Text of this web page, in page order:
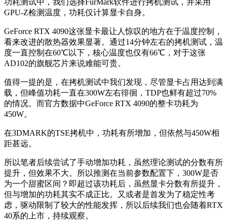
功耗测试中，我们选择FurMark软件进行拷机测试，并采用
GPU-Z检测温度，功耗仅计算显卡自身。
GeForce RTX 4090这张显卡最让人惊叹的地方在于温度控制，
看来改进的散热器效果显著。通过14分钟左右的拷机测试，温
度一直控制在60℃以下，核心温度也仅有66℃，对于这张
AD102的旗舰芯片来说难能可贵。
值得一提的是，在拷机测试中我们发现，尽管显卡占用达到满
载，但峰值功耗一直在300W左右徘徊，TDP也鲜有超过70%
的情况。而官方数据中GeForce RTX 4090的整卡功耗为
450W。
在3DMARK的TSE拷机中，功耗有所增加，但依然与450W相
距甚远。
所以笔者后续尝试了手动增加功耗，虽然理论测试的分数有所
提升，但效果不大。所以推测在当前参数配置下，300W是否
为一个甜蜜区间？即超过该功耗后，虽然显卡分数有所提升，
但与增加的功耗其实不成正比。又或者是首发为了稳定性考
虑，驱动限制了较大的性能发挥，所以后续我们也会随着RTX
40系的上市，持续观察。